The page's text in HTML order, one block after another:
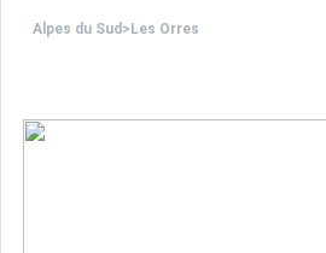
Alpes du Sud > Les Orres